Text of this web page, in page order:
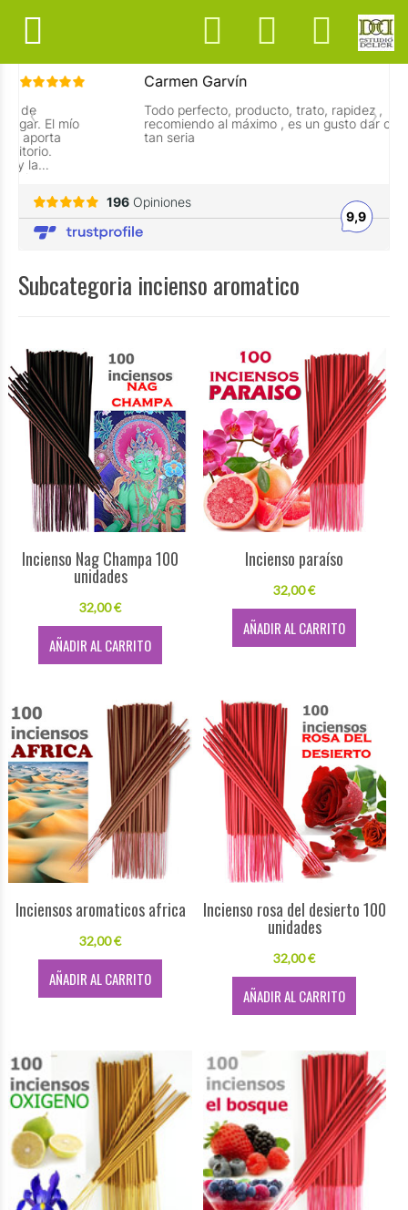
Subcategoria incienso aromatico
Incienso Nag Champa 100
unidades
32,00 €
AÑADIR AL CARRITO
Incienso paraíso
32,00 €
AÑADIR AL CARRITO
Inciensos aromaticos africa
32,00 €
AÑADIR AL CARRITO
Incienso rosa del desierto 100
unidades
32,00 €
AÑADIR AL CARRITO